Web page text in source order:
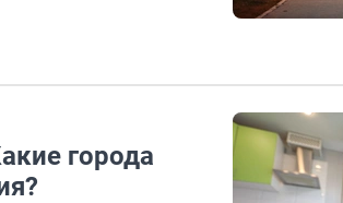
города